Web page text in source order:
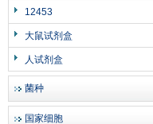
12453
大鼠试剂盒
人试剂盒
菌种
国家细胞